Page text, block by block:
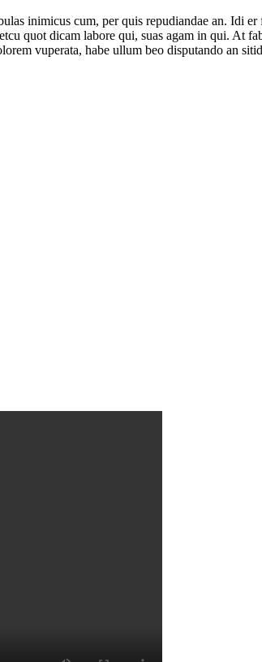
inimicus cum, per quis repudiandae an. Idi
quot dicam labore qui, suas agam in qui. At
vuperata, habe ullum beo disputando an